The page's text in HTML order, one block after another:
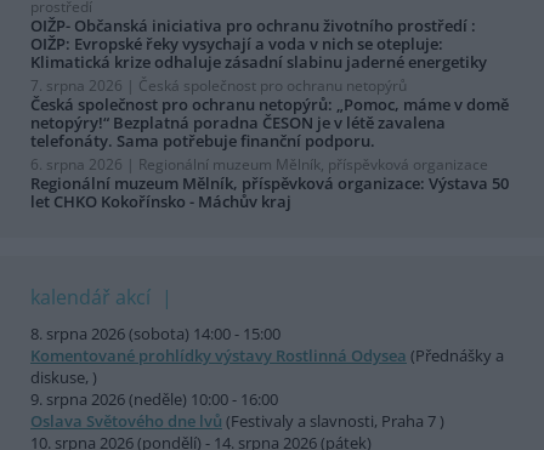
prostředí
OIŽP- Občanská iniciativa pro ochranu životního prostředí :
OIŽP: Evropské řeky vysychají a voda v nich se otepluje:
Klimatická krize odhaluje zásadní slabinu jaderné energetiky
7. srpna 2026 | Česká společnost pro ochranu netopýrů
Česká společnost pro ochranu netopýrů: „Pomoc, máme v domě
netopýry!“ Bezplatná poradna ČESON je v létě zavalena
telefonáty. Sama potřebuje finanční podporu.
6. srpna 2026 | Regionální muzeum Mělník, příspěvková organizace
Regionální muzeum Mělník, příspěvková organizace: Výstava 50
let CHKO Kokořínsko - Máchův kraj
kalendář akcí
8. srpna 2026 (sobota) 14:00 - 15:00
Komentované prohlídky výstavy Rostlinná Odysea (Přednášky a
diskuse, )
9. srpna 2026 (neděle) 10:00 - 16:00
Oslava Světového dne lvů (Festivaly a slavnosti, Praha 7 )
10. srpna 2026 (pondělí) - 14. srpna 2026 (pátek)